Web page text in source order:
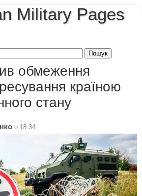
Military Pages
обмеження
країною
стану
о 18:34